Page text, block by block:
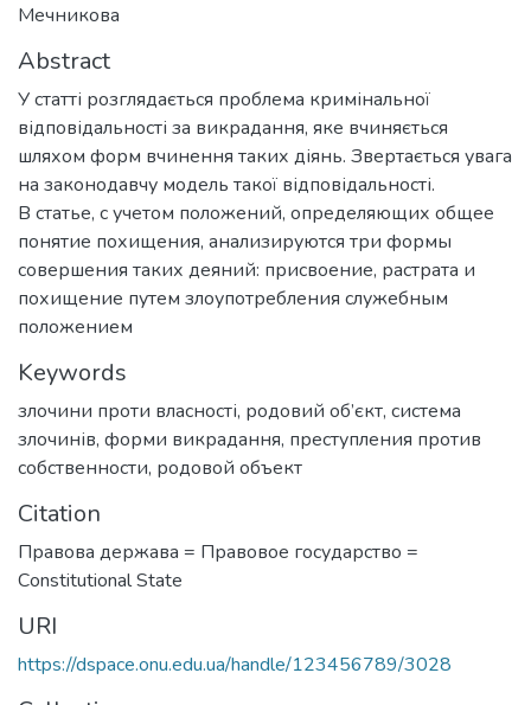
Мечникова
Abstract
У статті розглядається проблема кримінальної
відповідальності за викрадання, яке вчиняється
шляхом форм вчинення таких діянь. Звертається увага
на законодавчу модель такої відповідальності.
В статье, с учетом положений, определяющих общее
понятие похищения, анализируются три формы
совершения таких деяний: присвоение, растрата и
похищение путем злоупотребления служебным
положением
Keywords
злочини проти власності, родовий об’єкт, система
злочинів, форми викрадання, преступления против
собственности, родовой объект
Citation
Правова держава = Правовое государство =
Сonstitutional State
URI
https://dspace.onu.edu.ua/handle/123456789/3028